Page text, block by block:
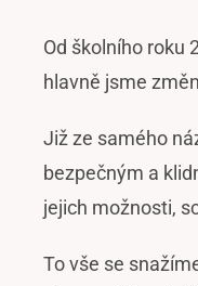
Od školního roku
hlavně jsme
Již ze samého
bezpečným a
jejich možnosti,
To vše se